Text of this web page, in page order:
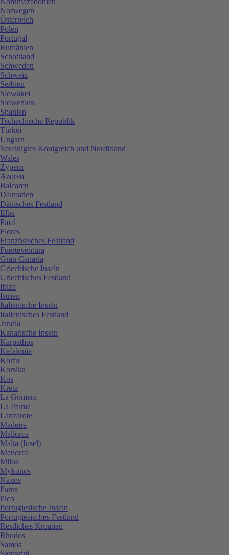
Norwegen
Österreich
Polen
Portugal
Rumänien
Schottland
Schweden
Schweiz
Serbien
Slowakei
Slowenien
Spanien
Tschechische Republik
Türkei
Ungarn
Vereinigtes Königreich und Nordirland
Wales
Zypern
Azoren
Balearen
Dalmatien
Dänisches Festland
Elba
Faial
Flores
Französisches Festland
Fuerteventura
Gran Canaria
Griechische Inseln
Griechisches Festland
Ibiza
Istrien
Italienische Inseln
Italienisches Festland
Jandia
Kanarische Inseln
Karpathos
Kefalonia
Korfu
Korsika
Kos
Kreta
La Gomera
La Palma
Lanzarote
Madeira
Mallorca
Malta (Insel)
Menorca
Milos
Mykonos
Naxos
Paros
Pico
Portugiesische Inseln
Portugiesisches Festland
Restliches Kroatien
Rhodos
Samos